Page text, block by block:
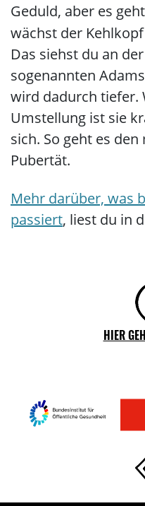
Geduld, aber es
wächst der
Das siehst du an
sogenannten
wird dadurch tiefer.
Umstellung ist sie
sich. So geht es
Pubertät.
Mehr darüber, was
passiert, liest du in
HIER
Nächste